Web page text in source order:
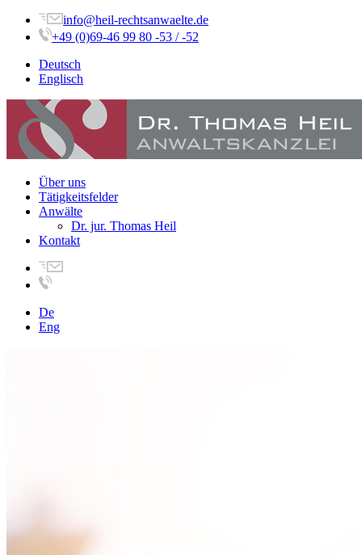
info@heil-rechtsanwaelte.de
+49 (0)69-46 99 80 -53 / -52
Deutsch
Englisch
Über uns
Tätigkeitsfelder
Anwälte
Dr. jur. Thomas Heil
Kontakt
De
Eng